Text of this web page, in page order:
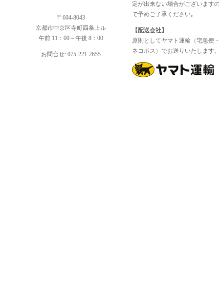
〒604-8043
京都市中京区寺町四条上ル
午前 11：00～午後 8：00
お問合せ: 075-221-2655
定が出来ない場合がございます
で予めご了承ください｡
【配送会社】
原則としてヤマト運輸（宅急便
ネコポス）でお送りいたします